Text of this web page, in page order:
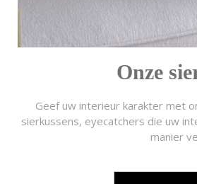
Onze
Geef uw interieur karakter met
sierkussens, eyecatchers die uw
manier